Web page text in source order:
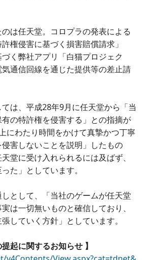
は任天堂。コロプラの発表による
権侵害に基づく損害賠償請求」
く弊社アプリ「白猫プロジェク
気通信回線を通じた提供等の差止請
は、平成28年9月に任天堂から「当
の特許権を侵害する」との指摘が
にわたり時間をかけて真摯かつ丁寧
害しないことを説明」したもの
堂に受け入れられるには及ばず、
た」としています。
として、「当社のゲームが任天堂
は一切無いものと確信しており、
していく方針」としています。
起に関するお知らせ 】